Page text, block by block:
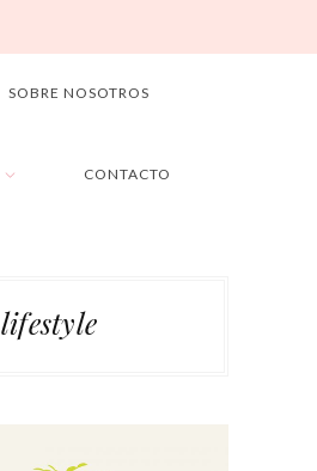
SOBRE NOSOTROS
CONTACTO
lifestyle